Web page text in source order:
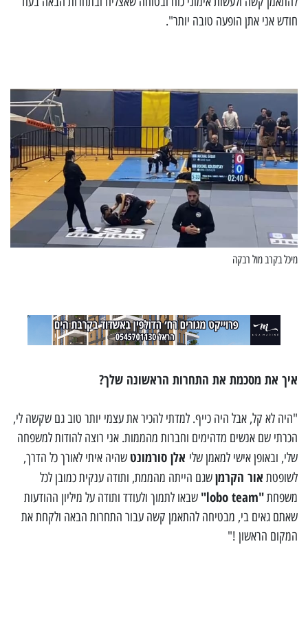
חודש אני אתן הופעה טובה יותר".
מיכל בקרב מול רבקה
איך את מסכמת את התחרות הראשונה שלך?
"היה לא קל, אבל היה כייף. למדתי להכיר את עצמי יותר טוב גם שקשה לי,
הכרתי שם אנשים מדהימים וחברות מהממות. אני רוצה להודות למשפחה
שלי, ובאופן אישי למאמן שלי אלן סורמונט שהיה איתי לאורך כל הדרך,
לשופטת אור הקרמןשגם הייתה מהממת, ותודה ענקית כמובן לכל
משפחת"lobo team"
שבאו לתמוך ולעודד ותודה על מיליון ההודעות
שאתם גאים בי, מבטיחה להתאמן קשה עבור התחרות הבאה ולקחת את
המקום הראשון !"